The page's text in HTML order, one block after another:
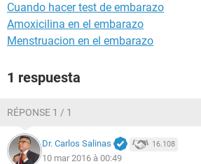
Cuando hacer test de embarazo
Amoxicilina en el embarazo
Menstruacion en el embarazo
1 respuesta
RÉPONSE 1 / 1
Dr. Carlos Salinas 16.108
10 mar 2016 à 00:49